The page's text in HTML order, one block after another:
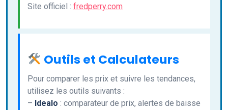
Site officiel : fredperry.com
Outils et Calculateurs
Pour comparer les prix et suivre les tendances,
utilisez les outils suivants :
– Idealo : comparateur de prix, alertes de baisse